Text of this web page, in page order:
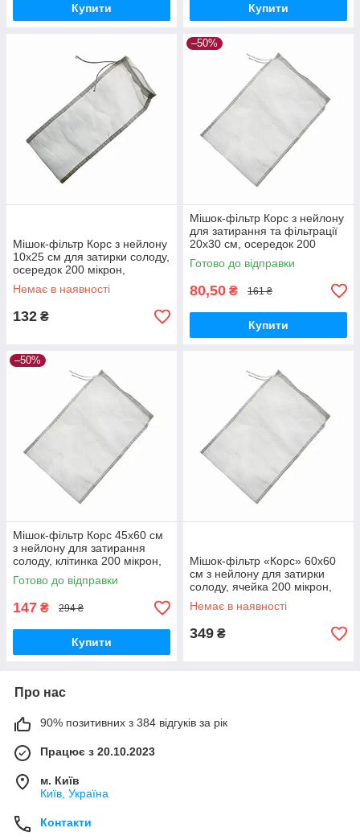
Купити Купити
Мішок-фільтр Корс з нейлону
10x25 см для затирки солоду,
осередок 200 мікрон,
багаторазове використання
Немає в наявності
132 ₴
–50%
Мішок-фільтр Корс з нейлону
для затирання та фільтрації
20x30 см, осередок 200
мікрон, багаторазовий,
безпечний для їжі
Готово до відправки
80,50 ₴ 161 ₴
Купити
–50%
Мішок-фільтр Корс 45х60 см
з нейлону для затирання
солоду, клітинка 200 мікрон,
багаторазовий, стійкий до
високих температур
Готово до відправки
147 ₴ 294 ₴
Купити
Мішок-фільтр «Корс» 60х60
см з нейлону для затирки
солоду, ячейка 200 мікрон,
багаторазовий
Немає в наявності
349 ₴
Про нас
90% позитивних з 384 відгуків за рік
Працює з 20.10.2023
м. Київ
Київ, Україна
Контакти